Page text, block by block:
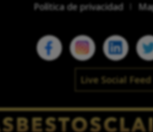
Política de privacidad
Live Social Feed